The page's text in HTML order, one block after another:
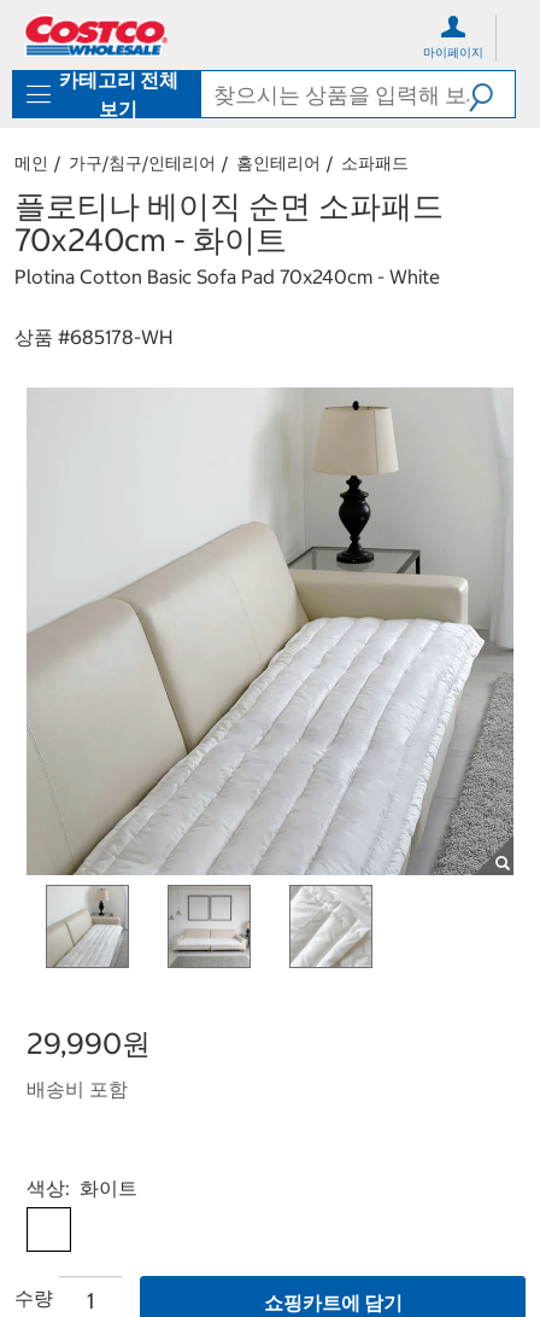
로
기
가
마이페이지
카테고리 전체
보기
메인 가구/침구/인테리어 홈인테리어 소파패드
플로티나 베이직 순면 소파패드
70x240cm - 화이트
Plotina Cotton Basic Sofa Pad 70x240cm - White
상품 #685178-WH
29,990원
배송비 포함
Select product
색상: 화이트
수량 쇼핑카트에 담기